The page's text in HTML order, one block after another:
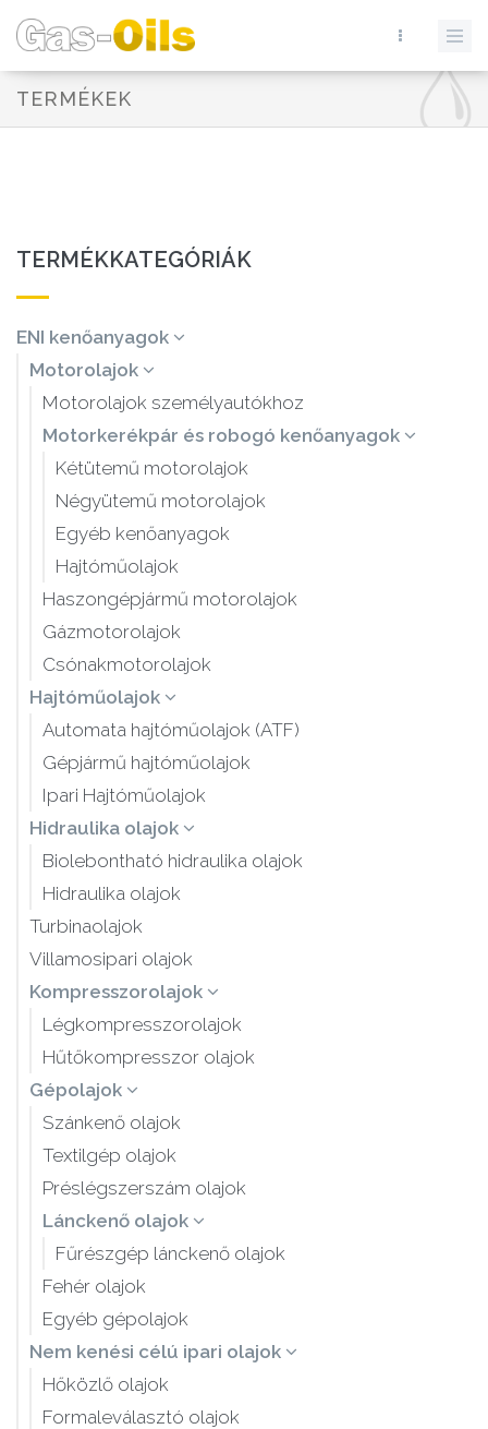
TERMÉKEK
TERMÉKKATEGÓRIÁK
ENI kenőanyagok
Motorolajok
Motorolajok személyautókhoz
Motorkerékpár és robogó kenőanyagok
Kétütemű motorolajok
Négyütemű motorolajok
Egyéb kenőanyagok
Hajtóműolajok
Haszongépjármű motorolajok
Gázmotorolajok
Csónakmotorolajok
Hajtóműolajok
Automata hajtóműolajok (ATF)
Gépjármű hajtóműolajok
Ipari Hajtóműolajok
Hidraulika olajok
Biolebontható hidraulika olajok
Hidraulika olajok
Turbinaolajok
Villamosipari olajok
Kompresszorolajok
Légkompresszorolajok
Hűtőkompresszor olajok
Gépolajok
Szánkenő olajok
Textilgép olajok
Préslégszerszám olajok
Lánckenő olajok
Fűrészgép lánckenő olajok
Fehér olajok
Egyéb gépolajok
Nem kenési célú ipari olajok
Hőközlő olajok
Formaleválasztó olajok